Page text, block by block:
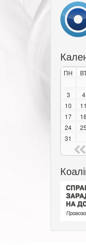
ПН
3
4
10
11
17
18
24
25
31